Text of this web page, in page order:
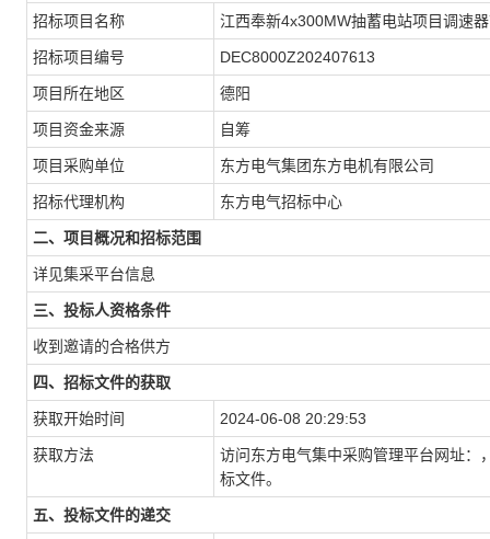
招标项目名称 江西奉新4x300MW抽蓄电站项目调速
招标项目编号 DEC8000Z202407613
项目所在地区 德阳
项目资金来源 自筹
项目采购单位 东方电气集团东方电机有限公司
招标代理机构 东方电气招标中心
二、项目概况和招标范围
详见集采平台信息
三、投标人资格条件
收到邀请的合格供方
四、招标文件的获取
获取开始时间 2024-06-08 20:29:53
获取方法
访问东方电气集中采购管理平台网址：
标文件。
五、投标文件的递交